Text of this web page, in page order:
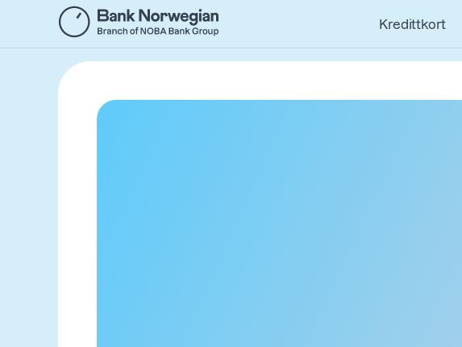
hovedinnhold
Kredittkort